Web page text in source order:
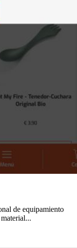
de equipamiento